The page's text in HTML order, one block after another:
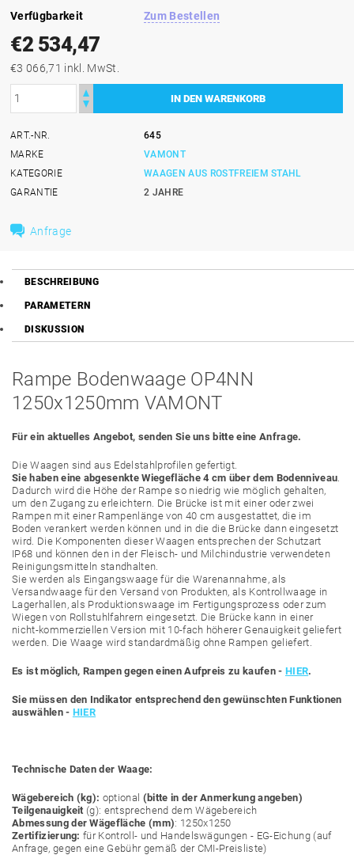
Verfügbarkeit Zum Bestellen
€2 534,47
€3 066,71 inkl. MwSt.
ART.-NR.
645
MARKE
VAMONT
KATEGORIE
WAAGEN AUS ROSTFREIEM STAHL
GARANTIE
2 JAHRE
Anfrage
BESCHREIBUNG
PARAMETERN
DISKUSSION
Rampe Bodenwaage OP4NN
1250x1250mm VAMONT
Für ein aktuelles Angebot, senden Sie uns bitte eine Anfrage.
Die Waagen sind aus Edelstahlprofilen gefertigt.
Sie haben eine abgesenkte Wiegefläche 4 cm über dem Bodenniveau.
Dadurch wird die Höhe der Rampe so niedrig wie möglich gehalten,
um den Zugang zu erleichtern. Die Brücke ist mit einer oder zwei
Rampen mit einer Rampenlänge von 40 cm ausgestattet, die im
Boden verankert werden können und in die die Brücke dann eingesetzt
wird. Die Komponenten dieser Waagen entsprechen der Schutzart
IP68 und können den in der Fleisch- und Milchindustrie verwendeten
Reinigungsmitteln standhalten.
Sie werden als Eingangswaage für die Warenannahme, als
Versandwaage für den Versand von Produkten, als Kontrollwaage in
Lagerhallen, als Produktionswaage im Fertigungsprozess oder zum
Wiegen von Rollstuhlfahrern eingesetzt. Die Brücke kann in einer
nicht-kommerziellen Version mit 10-fach höherer Genauigkeit geliefert
werden. Die Waage wird standardmäßig ohne Rampen geliefert.
Es ist möglich, Rampen gegen einen Aufpreis zu kaufen - HIER.
Sie müssen den Indikator entsprechend den gewünschten Funktionen
auswählen - HIER
Technische Daten der Waage:
Wägebereich (kg): optional (bitte in der Anmerkung angeben)
Teilgenauigkeit (g): entsprechend dem Wägebereich
Abmessung der Wägefläche (mm): 1250x1250
Zertifizierung: für Kontroll- und Handelswägungen - EG-Eichung (auf
Anfrage, gegen eine Gebühr gemäß der CMI-Preisliste)